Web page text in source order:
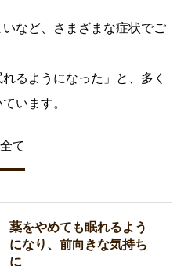
など、さまざまな症状でご
るようになった」と、多く
います。
全て
薬をやめても眠れるよう
になり、前向きな気持ち
に